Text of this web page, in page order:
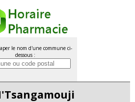
le nom d'une commune ci-
dessous :